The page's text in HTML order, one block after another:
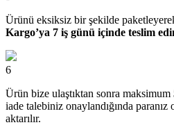
Ürünü eksiksiz bir şekilde
Kargo’ya 7 iş günü içinde teslim
6
Ürün bize ulaştıktan sonra maksimum
iade talebiniz onaylandığında
aktarılır.